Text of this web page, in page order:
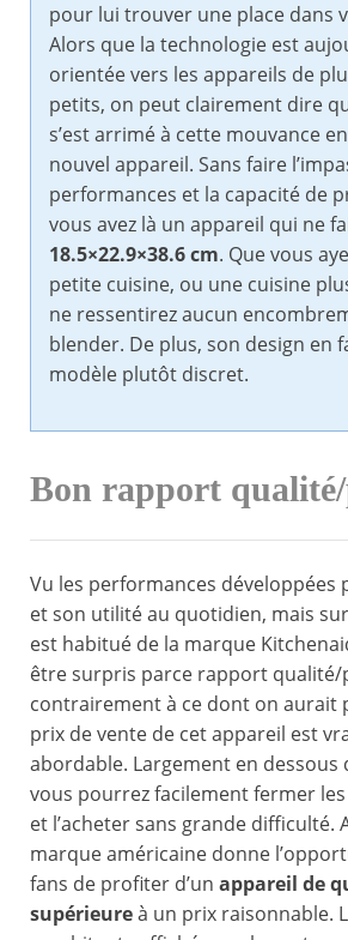
pour lui trouver une place dans
Alors que la technologie est
orientée vers les appareils de
petits, on peut clairement dire
s’est arrimé à cette mouvance
nouvel appareil. Sans faire
performances et la capacité de
vous avez là un appareil qui ne
18.5×22.9×38.6 cm. Que vous
petite cuisine, ou une cuisine
ne ressentirez aucun
blender. De plus, son design en
modèle plutôt discret.
Bon rapport
Vu les performances développées
et son utilité au quotidien, mais
est habitué de la marque
être surpris parce rapport qualité/
contrairement à ce dont on aurait
prix de vente de cet appareil est
abordable. Largement en dessous
vous pourrez facilement fermer
et l’acheter sans grande difficulté.
marque américaine donne
fans de profiter d’un appareil de
supérieureà un prix raisonnable.